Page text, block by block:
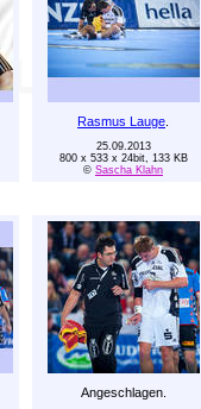
Rasmus Lauge
25.09.2013
800 x 533 x 24bit, 133 KB
© Sascha Klahn
Angeschlagen.